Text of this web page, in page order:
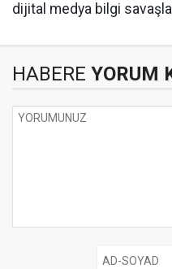
dijital medya bilgi
HABERE YORUM